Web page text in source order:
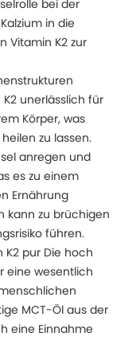
bei der
in die
Vitamin K2 zur
unerlässlich für
Körper, was
zu lassen.
anregen und
es zu einem
Ernährung
kann zu brüchigen
führen.
K2 pur Die hoch
eine wesentlich
MCT-Öl aus der
eine Einnahme